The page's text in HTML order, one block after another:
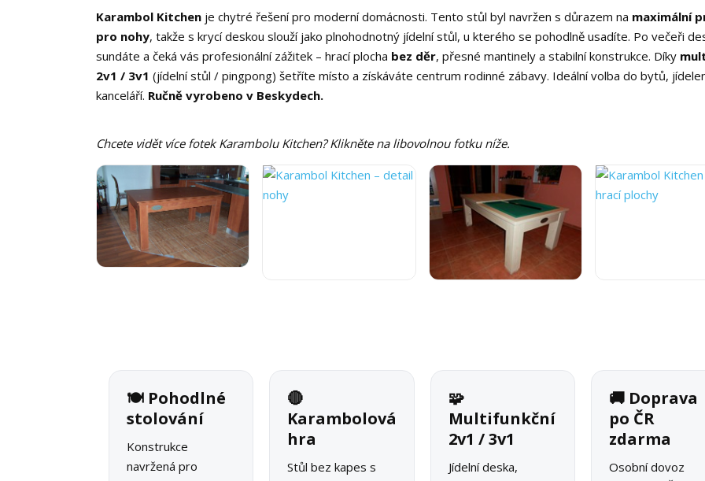
Karambol Kitchen je chytré řešení pro moderní domácnosti. Tento stůl byl navržen s důrazem na maximální
pro nohy, takže s krycí deskou slouží jako plnohodnotný jídelní stůl, u kterého se pohodlně usadíte. Po večeři
sundáte a čeká vás profesionální zážitek – hrací plocha bez děr, přesné mantinely a stabilní konstrukce. Díky
2v1 / 3v1 (jídelní stůl / pingpong) šetříte místo a získáváte centrum rodinné zábavy. Ideální volba do bytů,
kanceláří. Ručně vyrobeno v Beskydech.
Chcete vidět více fotek Karambolu Kitchen? Klikněte na libovolnou fotku níže.
🍽️ Pohodlné
stolování
Konstrukce
navržená pro
🔴
Karambolová
hra
Stůl bez kapes s
🧩
Multifunkční
2v1 / 3v1
Jídelní deska,
🚚 Doprava
po ČR
zdarma
Osobní dovoz